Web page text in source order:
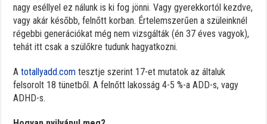
nagy eséllyel ez nálunk is ki fog jönni. Vagy gyerekkortól kezdve,
vagy akár később, felnőtt korban. Értelemszerűen a szüleinknél
régebbi generációkat még nem vizsgálták (én 37 éves vagyok),
tehát itt csak a szülőkre tudunk hagyatkozni.
Atotallyadd.comtesztje szerint 17-et mutatok az általuk
felsorolt 18 tünetből. A felnőtt lakosság 4-5 %-a ADD-s, vagy
ADHD-s.